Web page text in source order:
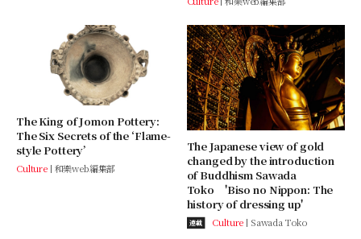
The King of Jomon Pottery:
The Six Secrets of the ‘Flame-
style Pottery’
Culture 和樂web編集部
The Japanese view of gold
changed by the introduction
of Buddhism Sawada
Toko 'Biso no Nippon: The
history of dressing up'
連載 Culture Sawada Toko